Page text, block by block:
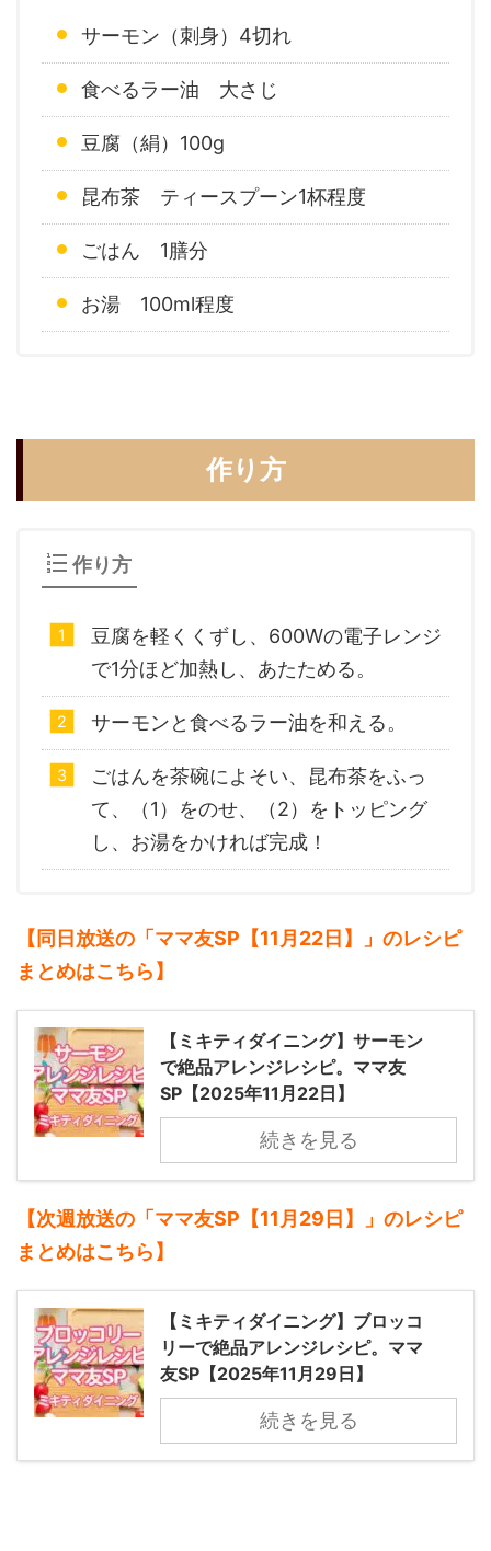
サーモン（刺身）4切れ
食べるラー油 大さじ
豆腐（絹）100g
昆布茶 ティースプーン1杯程度
ごはん 1膳分
お湯 100ml程度
作り方
作り方
豆腐を軽くくずし、600Wの電子レンジ
で1分ほど加熱し、あたためる。
サーモンと食べるラー油を和える。
ごはんを茶碗によそい、昆布茶をふっ
て、（1）をのせ、（2）をトッピング
し、お湯をかければ完成！
【同日放送の「ママ友SP【11月22日】」のレシピ
まとめはこちら】
【ミキティダイニング】サーモン
で絶品アレンジレシピ。ママ友
SP【2025年11月22日】
続きを見る
【次週放送の「ママ友SP【11月29日】」のレシピ
まとめはこちら】
【ミキティダイニング】ブロッコ
リーで絶品アレンジレシピ。ママ
友SP【2025年11月29日】
続きを見る